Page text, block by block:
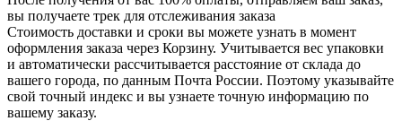
вы получаете трек для отслеживания заказа
Стоимость доставки и сроки вы можете узнать в момент
оформления заказа через Корзину. Учитывается вес упаковки
и автоматически рассчитывается расстояние от склада до
вашего города, по данным Почта России. Поэтому указывайте
свой точный индекс и вы узнаете точную информацию по
вашему заказу.